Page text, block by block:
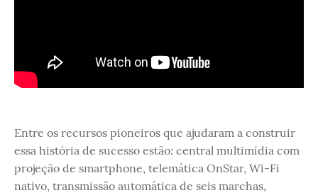
Entre os recursos pioneiros que ajudaram a construir
essa história de sucesso estão: central multimídia com
projeção de smartphone, telemática OnStar, Wi-Fi
nativo, transmissão automática de seis marchas,